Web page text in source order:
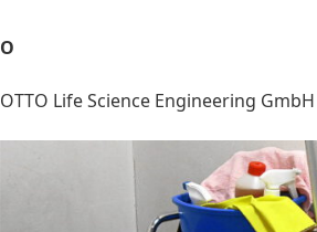
O
OTTO Life Sci­ence En­gi­nee­ring GmbH